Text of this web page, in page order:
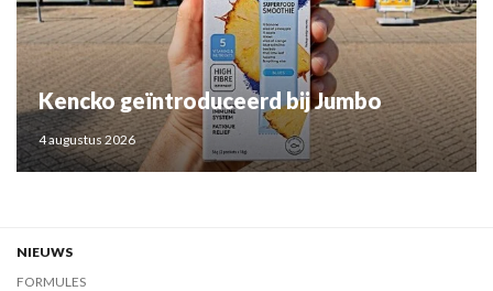
Kencko geïntroduceerd bij Jumbo
4 augustus 2026
NIEUWS
FORMULES